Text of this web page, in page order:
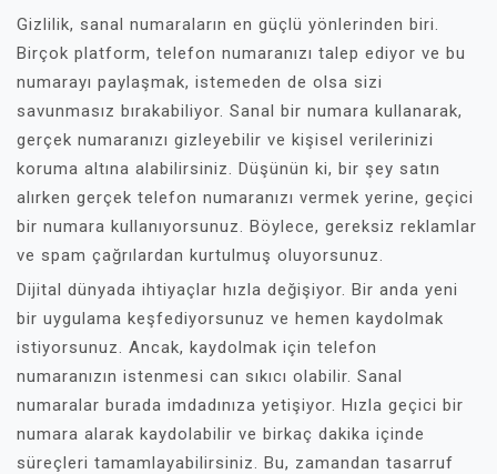
Gizlilik, sanal numaraların en güçlü yönlerinden biri.
Birçok platform, telefon numaranızı talep ediyor ve bu
numarayı paylaşmak, istemeden de olsa sizi
savunmasız bırakabiliyor. Sanal bir numara kullanarak,
gerçek numaranızı gizleyebilir ve kişisel verilerinizi
koruma altına alabilirsiniz. Düşünün ki, bir şey satın
alırken gerçek telefon numaranızı vermek yerine, geçici
bir numara kullanıyorsunuz. Böylece, gereksiz reklamlar
ve spam çağrılardan kurtulmuş oluyorsunuz.
Dijital dünyada ihtiyaçlar hızla değişiyor. Bir anda yeni
bir uygulama keşfediyorsunuz ve hemen kaydolmak
istiyorsunuz. Ancak, kaydolmak için telefon
numaranızın istenmesi can sıkıcı olabilir. Sanal
numaralar burada imdadınıza yetişiyor. Hızla geçici bir
numara alarak kaydolabilir ve birkaç dakika içinde
süreçleri tamamlayabilirsiniz. Bu, zamandan tasarruf